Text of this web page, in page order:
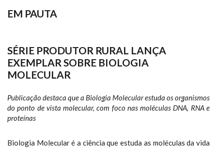
EM PAUTA
SÉRIE PRODUTOR RURAL LANÇA
EXEMPLAR SOBRE BIOLOGIA
MOLECULAR
Publicação destaca que a Biologia Molecular estuda os organismos
do ponto de vista molecular, com foco nas moléculas DNA, RNA e
proteínas
Biologia Molecular é a ciência que estuda as moléculas da vida